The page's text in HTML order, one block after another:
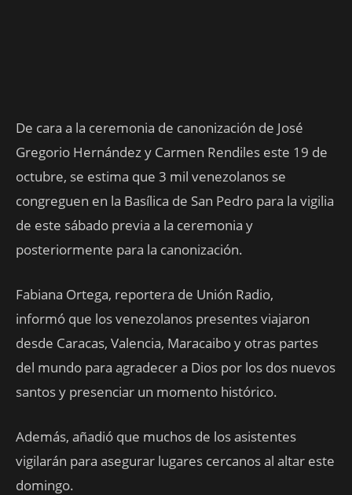
De cara a la ceremonia de canonización de José
Gregorio Hernández y Carmen Rendiles este 19 de
octubre, se estima que 3 mil venezolanos se
congreguen en la Basílica de San Pedro para la vigilia
de este sábado previa a la ceremonia y
posteriormente para la canonización.
Fabiana Ortega, reportera de Unión Radio,
informó que los venezolanos presentes viajaron
desde Caracas, Valencia, Maracaibo y otras partes
del mundo para agradecer a Dios por los dos nuevos
santos y presenciar un momento histórico.
Además, añadió que muchos de los asistentes
vigilarán para asegurar lugares cercanos al altar este
domingo.